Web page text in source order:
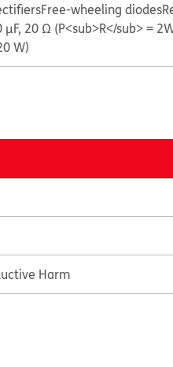
Free-wheeling diodes
μF, 20 Ω (P<sub>R</sub> =
W)
Harm